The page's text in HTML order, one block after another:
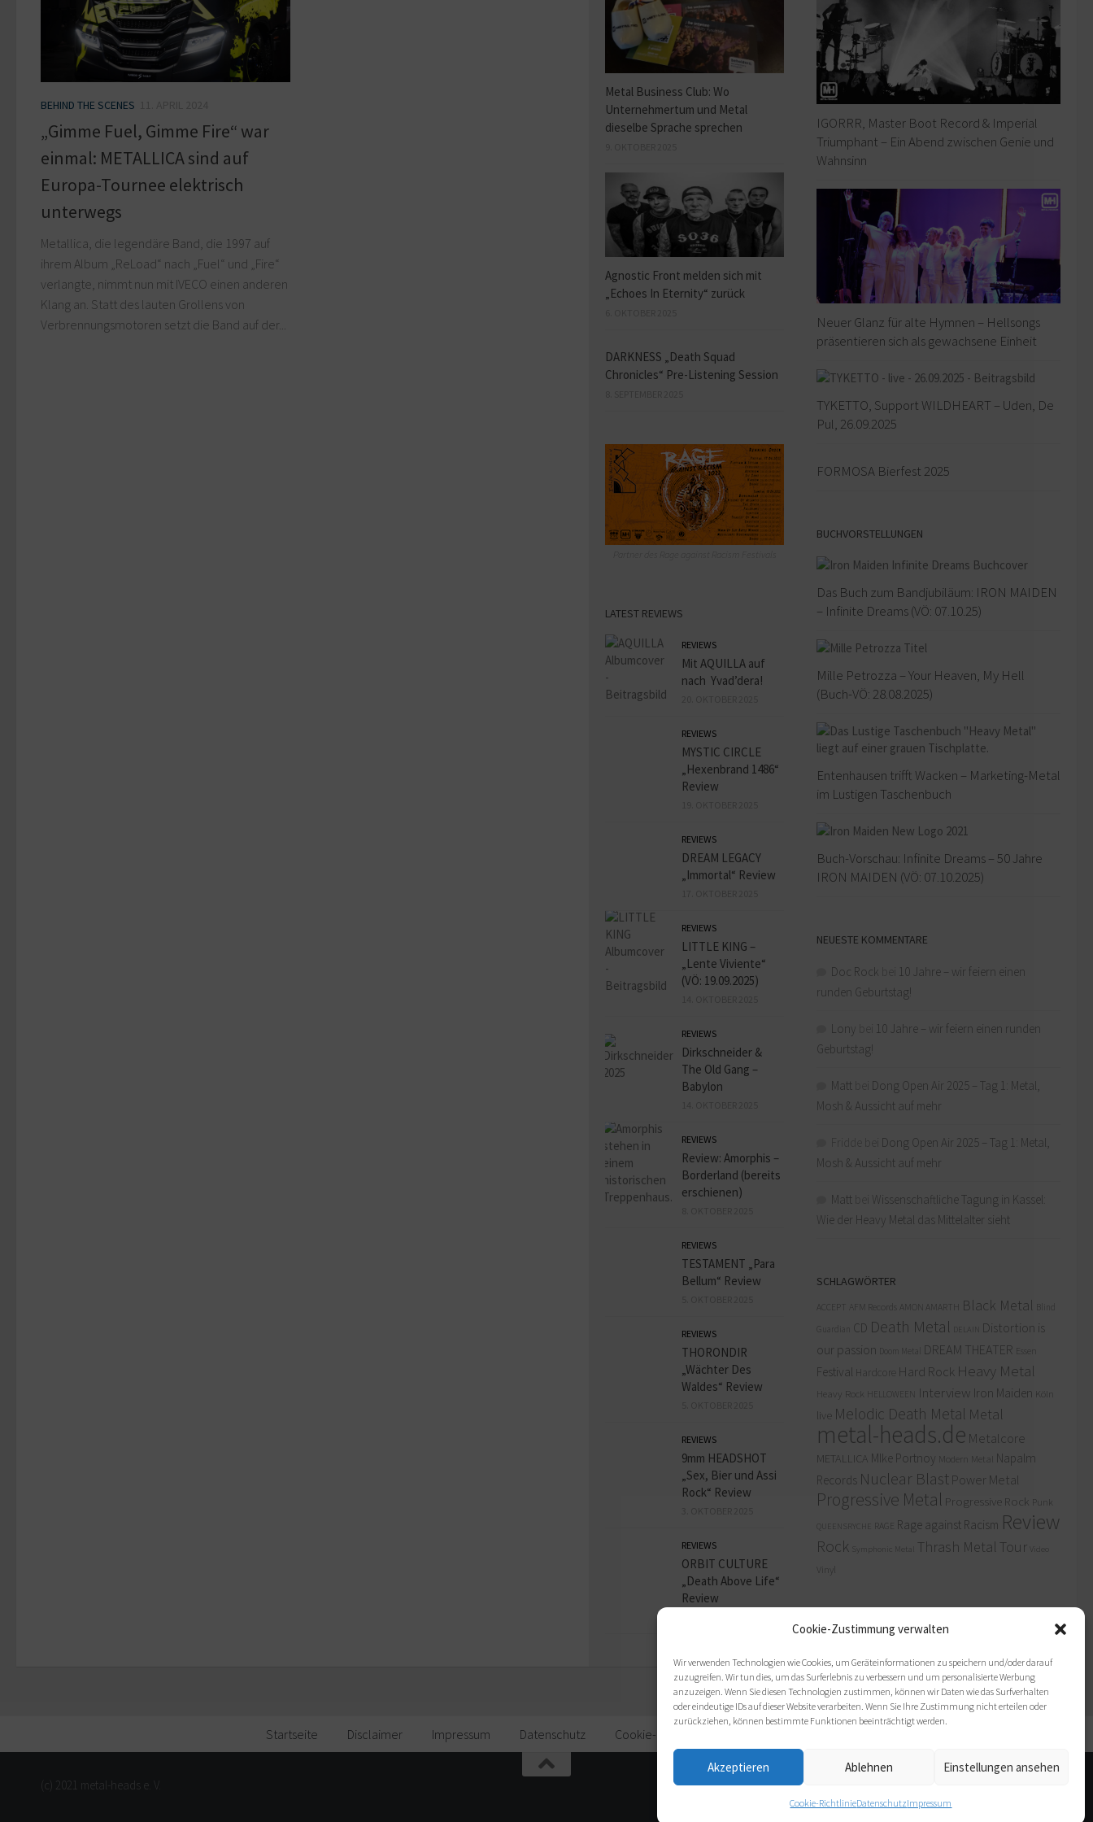
Cookie-Zustimmung verwalten
Wir verwenden Technologien wie Cookies, um Geräteinformationen zu speichern und/oder darauf
zuzugreifen. Wir tun dies, um das Surferlebnis zu verbessern und um personalisierte Werbung
anzuzeigen. Wenn Sie diesen Technologien zustimmen, können wir Daten wie das Surfverhalten
oder eindeutige IDs auf dieser Website verarbeiten. Wenn Sie Ihre Zustimmung nicht erteilen oder
zurückziehen, können bestimmte Funktionen beeinträchtigt werden.
Akzeptieren Ablehnen Einstellungen ansehen
Cookie-RichtlinieDatenschutzImpressum
BEHIND THE SCENES
„Gimme Fuel, Gimme Fire“ war
einmal: METALLICA sind auf
Europa-Tournee elektrisch
unterwegs
Metallica, die legendäre Band, die 1997 auf
ihrem Album „ReLoad“ nach „Fuel“ und „Fire“
verlangte, nimmt nun mit IVECO einen anderen
Klang an. Statt des lauten Grollens von
Verbrennungsmotoren setzt die Band auf der...
IGORRR, Master Boot Record & Imperial
Triumphant – Ein Abend zwischen Genie und
Wahnsinn
Neuer Glanz für alte Hymnen – Hellsongs
präsentieren sich als gewachsene Einheit
TYKETTO, Support WILDHEART – Uden, De
Pul, 26.09.2025
FORMOSA Bierfest 2025
BUCHVORSTELLUNGEN
Das Buch zum Bandjubiläum: IRON MAIDEN
– Infinite Dreams (VÖ: 07.10.25)
Mille Petrozza – Your Heaven, My Hell
(Buch-VÖ: 28.08.2025)
Entenhausen trifft Wacken – Marketing-Metal
im Lustigen Taschenbuch
Buch-Vorschau: Infinite Dreams – 50 Jahre
IRON MAIDEN (VÖ: 07.10.2025)
NEUESTE KOMMENTARE
Doc Rock
10 Jahre – wir feiern einen
runden Geburtstag!
Lony
10 Jahre – wir feiern einen runden
Geburtstag!
Matt
Dong Open Air 2025 – Tag 1: Metal,
Mosh & Aussicht auf mehr
Dong Open Air 2025 – Tag 1: Metal,
Mosh & Aussicht auf mehr
Matt
Wissenschaftliche Tagung in Kassel:
Wie der Heavy Metal das Mittelalter sieht
SCHLAGWÖRTER
ACCEPT AFM Records AMON AMARTH Black Metal
Blind
CD Death Metal
Distortion is
our passion
Doom Metal DREAM THEATER
Festival Hardcore Hard Rock Heavy Metal
Heavy Rock HELLOWEEN Interview Iron Maiden Köln
live Melodic Death Metal Metal
metal-heads.de Metalcore
METALLICA MIke Portnoy Modern Metal
Napalm
Records Nuclear Blast Power Metal
Progressive Metal Progressive Rock Punk
QUEENSRYCHE RAGE Rage against Racism Review
Rock Symphonic Metal Thrash Metal Tour Video
Vinyl
Metal Business Club: Wo
Unternehmertum und Metal
dieselbe Sprache sprechen
Agnostic Front melden sich mit
„Echoes In Eternity“ zurück
DARKNESS „Death Squad
Chronicles“ Pre-Listening Session
LATEST REVIEWS
REVIEWS
Mit AQUILLA auf
nach Yvad’dera!
REVIEWS
MYSTIC CIRCLE
„Hexenbrand 1486“
Review
REVIEWS
DREAM LEGACY
„Immortal“ Review
REVIEWS
LITTLE KING –
„Lente Viviente“
(VÖ: 19.09.2025)
REVIEWS
Dirkschneider &
The Old Gang –
Babylon
REVIEWS
Review: Amorphis –
Borderland (bereits
erschienen)
REVIEWS
TESTAMENT „Para
Bellum“ Review
REVIEWS
THORONDIR
„Wächter Des
Waldes“ Review
REVIEWS
9mm HEADSHOT
„Sex, Bier und Assi
Rock“ Review
REVIEWS
ORBIT CULTURE
„Death Above Life“
Review
Startseite Disclaimer Impressum Datenschutz Cookie-Richtlinie (EU)
(c) 2021 metal-heads e. V.